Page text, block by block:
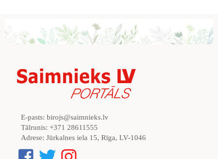
E-pasts: birojs@saimnieks.lv
Tālrunis: +371 28611555
Adrese: Jūrkalnes iela 15, Rīga, LV-1046